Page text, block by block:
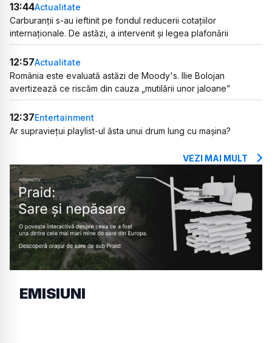
13:44Actualitate
Carburanții s-au ieftinit pe fondul reducerii cotațiilor
internaționale. De astăzi, a intervenit și legea plafonării
12:57Actualitate
România este evaluată astăzi de Moody's. Ilie Bolojan
avertizează ce riscăm din cauza „mutilării unor jaloane”
12:37Entertainment
Ar supraviețui playlist-ul ăsta unui drum lung cu mașina?
VEZI MAI MULT
EMISIUNI